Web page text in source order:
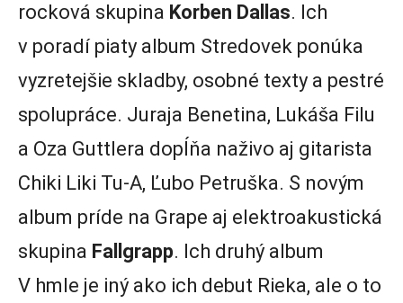
rocková skupina Korben Dallas. Ich
v poradí piaty album Stredovek ponúka
vyzretejšie skladby, osobné texty a pestré
spolupráce. Juraja Benetina, Lukáša Filu
a Oza Guttlera dopĺňa naživo aj gitarista
Chiki Liki Tu-A, Ľubo Petruška. S novým
album príde na Grape aj elektroakustická
skupina Fallgrapp. Ich druhý album
V hmle je iný ako ich debut Rieka, ale o to